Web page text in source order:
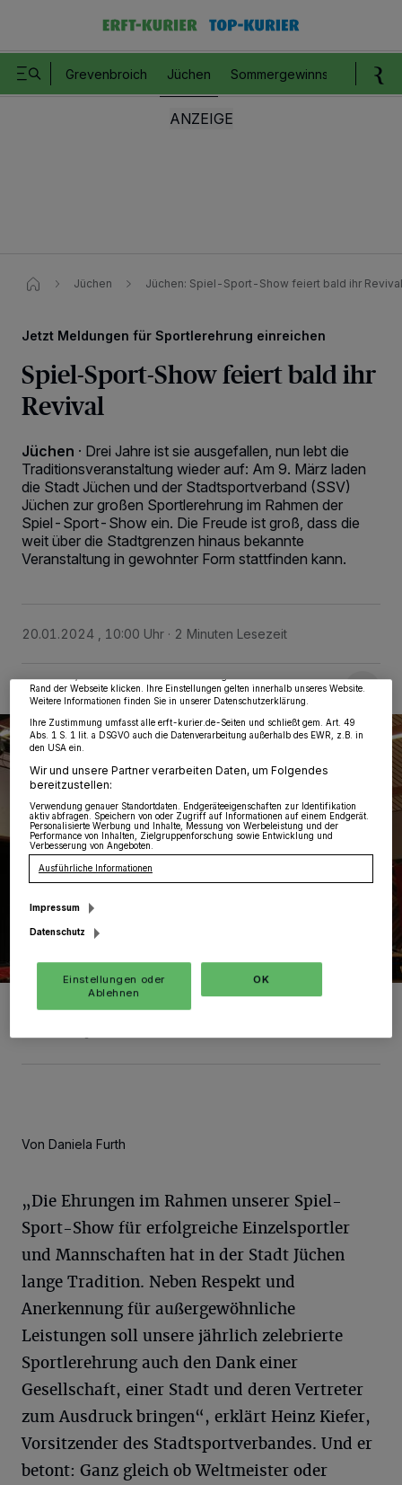
Grevenbroich Jüchen Sommergewinnspiel
Jüchen Jüchen: Spiel-Sport-Show feiert bald ihr Revival​
Jetzt Meldungen für Sportlerehrung einreichen
Spiel-Sport-Show feiert bald ihr
Revival
Jüchen · Drei Jahre ist sie ausgefallen, nun lebt die
Traditionsveranstaltung wieder auf: Am 9. März laden
die Stadt Jüchen und der Stadtsportverband (SSV)
Jüchen zur großen Sportlerehrung im Rahmen der
Spiel-Sport-Show ein. Die Freude ist groß, dass die
weit über die Stadtgrenzen hinaus bekannte
Veranstaltung in gewohnter Form stattfinden kann.
20.01.2024 , 10:00 Uhr 2 Minuten Lesezeit
Bei der Spiel-Sport-Show werden auch in diesem Jahr wieder
Sportler ihr Können zeigen.
Von Daniela Furth
„Die Ehrungen im Rahmen unserer Spiel-
Sport-Show für erfolgreiche Einzelsportler
und Mannschaften hat in der Stadt Jüchen
lange Tradition. Neben Respekt und
Anerkennung für außergewöhnliche
Leistungen soll unsere jährlich zelebrierte
Sportlerehrung auch den Dank einer
Gesellschaft, einer Stadt und deren Vertreter
zum Ausdruck bringen“, erklärt Heinz Kiefer,
Vorsitzender des Stadtsportverbandes. Und er
betont: Ganz gleich ob Weltmeister oder
Zwecke. Wenn Tracker deaktiviert sind, sind manche Inhalte und Anzeigen
Rand der Webseite klicken. Ihre Einstellungen gelten innerhalb unseres Website.
Weitere Informationen finden Sie in unserer Datenschutzerklärung.
Ihre Zustimmung umfasst alle erft-kurier.de-Seiten und schließt gem. Art. 49
Abs. 1 S. 1 lit. a DSGVO auch die Datenverarbeitung außerhalb des EWR, z.B. in
den USA ein.
Wir und unsere Partner verarbeiten Daten, um Folgendes
bereitzustellen:
Verwendung genauer Standortdaten. Endgeräteeigenschaften zur Identifikation
aktiv abfragen. Speichern von oder Zugriff auf Informationen auf einem Endgerät.
Personalisierte Werbung und Inhalte, Messung von Werbeleistung und der
Performance von Inhalten, Zielgruppenforschung sowie Entwicklung und
Verbesserung von Angeboten.
Ausführliche Informationen
Impressum
Datenschutz
Einstellungen oder
Ablehnen
OK